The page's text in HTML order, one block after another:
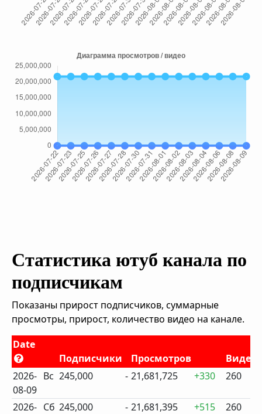
Статистика ютуб канала по
подписчикам
Показаны прирост подписчиков, суммарные
просмотры, прирост, количество видео на канале.
Date
Подписчики
Просмотров
Видео
2026-
08-09
Вс 245,000 - 21,681,725 +330 260
2026- Сб 245,000 - 21,681,395 +515 260